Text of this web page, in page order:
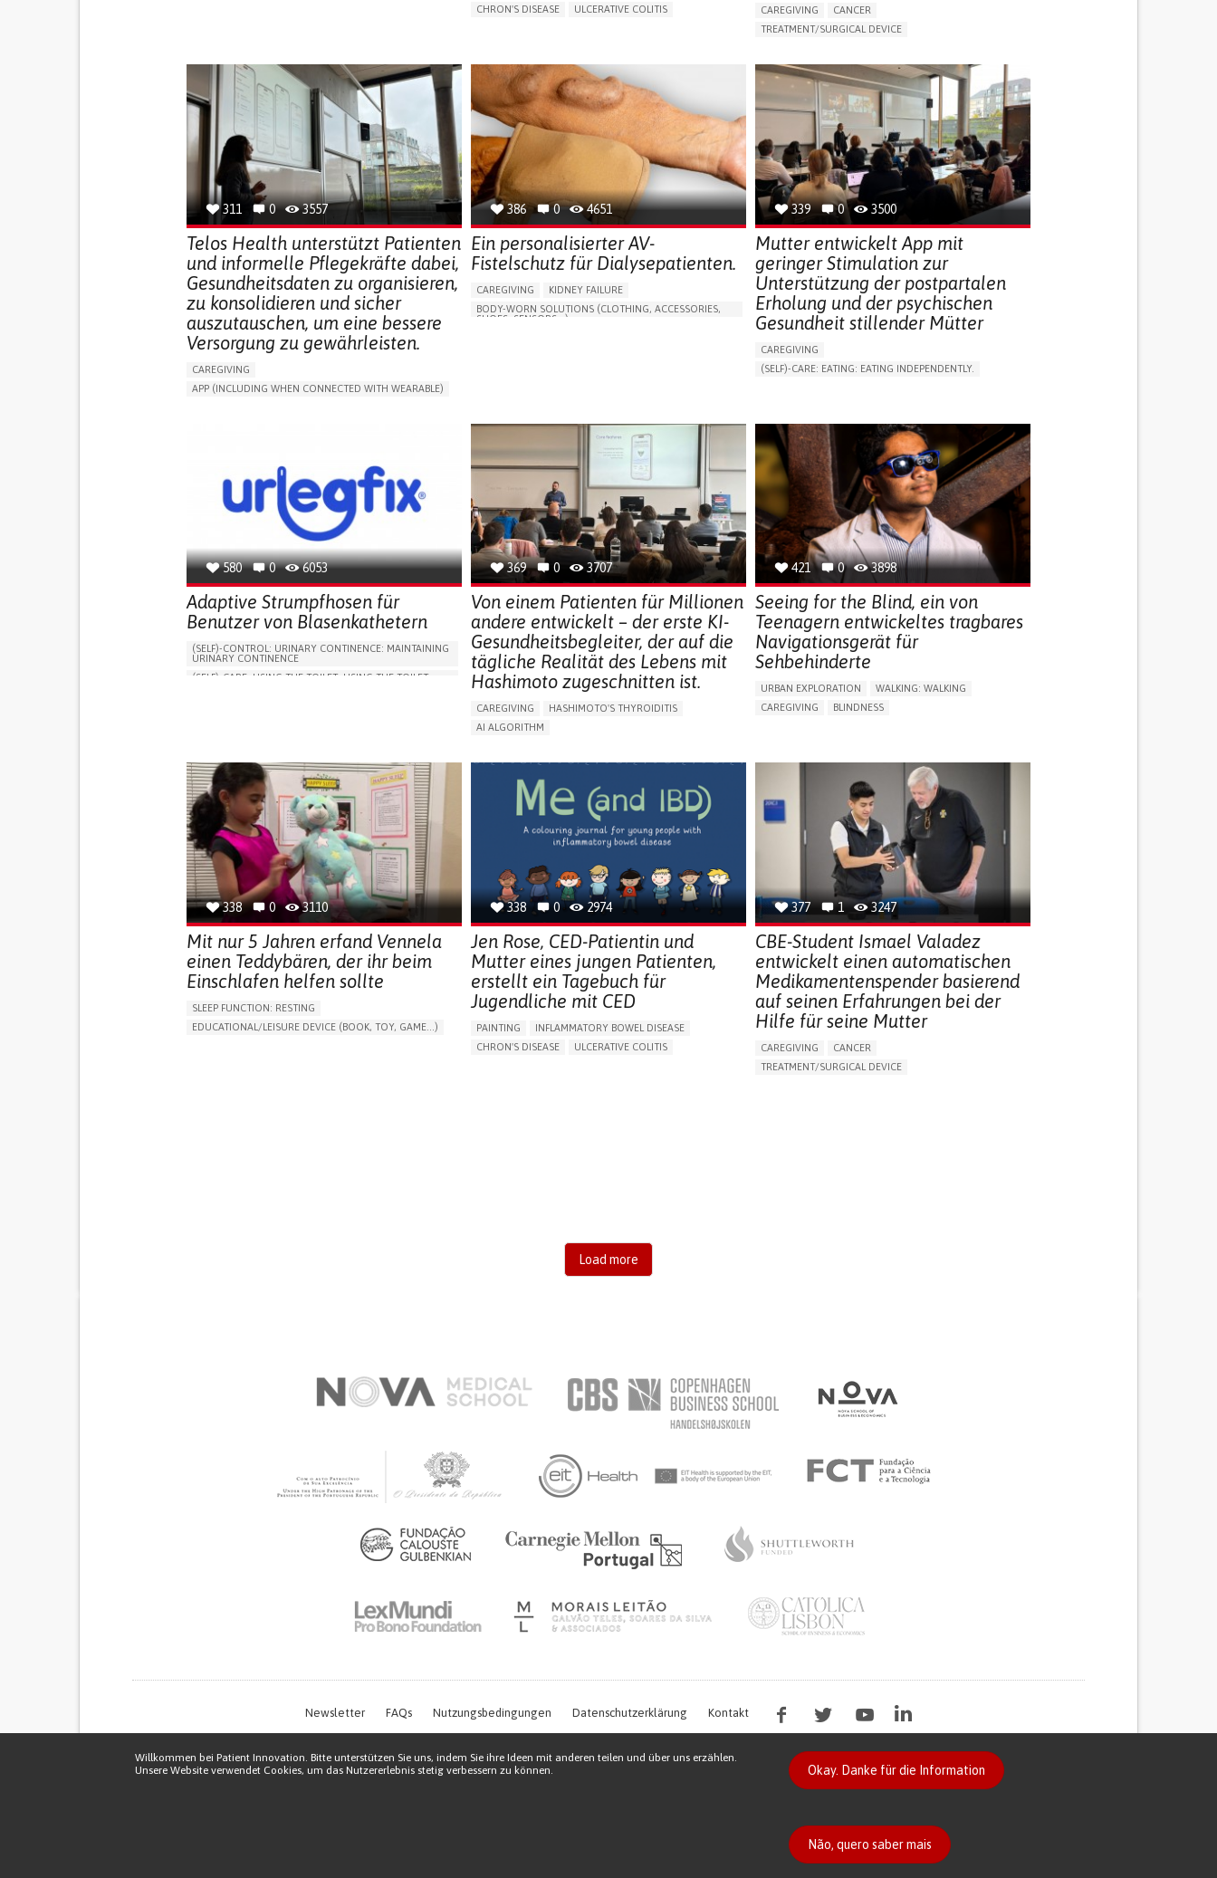
CHRON'S DISEASE
ULCERATIVE COLITIS
DIARRHEA
NAUSEAS
VOMITING (REGURGITATION)
WEIGHT LOSS
ENHANCING HEALTH LITERACY
RAISE AWARENESS
GASTROENTEROLOGY
PEDIATRICS
UNITED KINGDOM
CAREGIVING
CANCER
TREATMENT/SURGICAL DEVICE
AI ALGORITHM
MANAGE MEDICATION
CAREGIVING SUPPORT
MEDICAL ONCOLOGY
CAREGIVER SUPPORT
UNITED STATES
311 0 3557
Telos Health unterstützt Patienten
und informelle Pflegekräfte dabei,
Gesundheitsdaten zu organisieren,
zu konsolidieren und sicher
auszutauschen, um eine bessere
Versorgung zu gewährleisten.
CAREGIVING
APP (INCLUDING WHEN CONNECTED WITH WEARABLE)
386 0 4651
Ein personalisierter AV-
Fistelschutz für Dialysepatienten.
CAREGIVING
KIDNEY FAILURE
BODY-WORN SOLUTIONS (CLOTHING, ACCESSORIES,
SHOES, SENSORS...)
URINARY URGENCY AT NIGHT (NOCTURIA)
TO IMPROVE TREATMENT/THERAPY
PREVENTING (VACCINATION, PROTECTION, FALLS,
RESEARCH/MAPPING)
SLOVENIA
339 0 3500
Mutter entwickelt App mit
geringer Stimulation zur
Unterstützung der postpartalen
Erholung und der psychischen
Gesundheit stillender Mütter
CAREGIVING
(SELF)-CARE: EATING: EATING INDEPENDENTLY.
SUPPORT ON PUERPERIUM/POST-CHILDBIRTH
CAREGIVING SUPPORT
GYNECOLOGY AND OBSTETRICS
PARENTHOOD SUPPORT
WOMEN'S HEALTH
580 0 6053
Adaptive Strumpfhosen für
Benutzer von Blasenkathetern
(SELF)-CONTROL: URINARY CONTINENCE: MAINTAINING
URINARY CONTINENCE
(SELF)-CARE: USING THE TOILET: USING THE TOILET
URINE LEAKAGE WITH COUGHING OR SNEEZING
(STRESS INCONTINENCE)
PROMOTING SELF-MANAGEMENT
GYNECOLOGY AND OBSTETRICS
UROLOGY
PORTUGAL
369 0 3707
Von einem Patienten für Millionen
andere entwickelt – der erste KI-
Gesundheitsbegleiter, der auf die
tägliche Realität des Lebens mit
Hashimoto zugeschnitten ist.
CAREGIVING
HASHIMOTO'S THYROIDITIS
AI ALGORITHM
ENHANCING HEALTH LITERACY
MANAGE MEDICATION
RAISE AWARENESS
CAREGIVING SUPPORT
ENDOCRINOLOGY
MONTENEGRO
421 0 3898
Seeing for the Blind, ein von
Teenagern entwickeltes tragbares
Navigationsgerät für
Sehbehinderte
URBAN EXPLORATION
WALKING: WALKING
CAREGIVING
BLINDNESS
REGAINING SENSORY FUNCTION
PROMOTING SELF-MANAGEMENT
PREVENTING (VACCINATION, PROTECTION, FALLS,
RESEARCH/MAPPING)
CAREGIVING SUPPORT
OPHTHALMOLOGY
338 0 3110
Mit nur 5 Jahren erfand Vennela
einen Teddybären, der ihr beim
Einschlafen helfen sollte
SLEEP FUNCTION: RESTING
EDUCATIONAL/LEISURE DEVICE (BOOK, TOY, GAME...)
338 0 2974
Jen Rose, CED-Patientin und
Mutter eines jungen Patienten,
erstellt ein Tagebuch für
Jugendliche mit CED
PAINTING
INFLAMMATORY BOWEL DISEASE
CHRON'S DISEASE
ULCERATIVE COLITIS
377 1 3247
CBE-Student Ismael Valadez
entwickelt einen automatischen
Medikamentenspender basierend
auf seinen Erfahrungen bei der
Hilfe für seine Mutter
CAREGIVING
CANCER
TREATMENT/SURGICAL DEVICE
Load more
Newsletter FAQs Nutzungsbedingungen Datenschutzerklärung Kontakt
Willkommen bei Patient Innovation. Bitte unterstützen Sie uns, indem Sie ihre Ideen mit anderen teilen und über uns erzählen.
Unsere Website verwendet Cookies, um das Nutzererlebnis stetig verbessern zu können.
Okay. Danke für die Information
Não, quero saber mais